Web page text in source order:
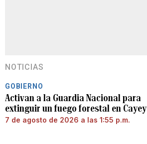
NOTICIAS
GOBIERNO
Activan a la Guardia Nacional para
extinguir un fuego forestal en Cayey
7 de agosto de 2026 a las 1:55 p.m.